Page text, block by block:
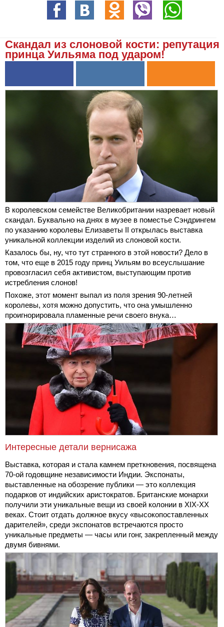
Скандал из слоновой кости: репутация
принца Уильяма под ударом!
В королевском семействе Великобритании назревает новый
скандал. Буквально на днях в музее в поместье Сэндрингем
по указанию королевы Елизаветы ІІ открылась выставка
уникальной коллекции изделий из слоновой кости.
Казалось бы, ну, что тут странного в этой новости? Дело в
том, что еще в 2015 году принц Уильям во всеуслышание
провозгласил себя активистом, выступающим против
истребления слонов!
Похоже, этот момент выпал из поля зрения 90-летней
королевы, хотя можно допустить, что она умышленно
проигнорировала пламенные речи своего внука…
Интересные детали вернисажа
Выставка, которая и стала камнем преткновения, посвящена
70-ой годовщине независимости Индии. Экспонаты,
выставленные на обозрение публики — это коллекция
подарков от индийских аристократов. Британские монархи
получили эти уникальные вещи из своей колонии в XIX-XX
веках. Стоит отдать должное вкусу «высокопоставленных
дарителей», среди экспонатов встречаются просто
уникальные предметы — часы или гонг, закрепленный между
двумя бивнями.